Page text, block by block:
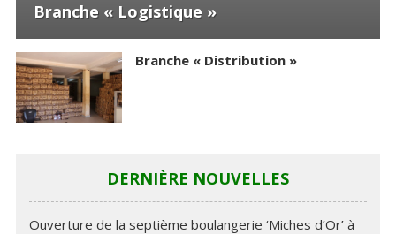
‘Miches d’Or’ à Ouagadougou (Tampouy)
Branche « Distribution »
DERNIÈRE NOUVELLES
Ouverture de la septième boulangerie ‘Miches d’Or’ à